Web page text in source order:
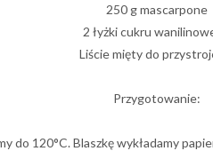
250 g mascarpone
2 łyżki cukru
Liście mięty do
Przygotowanie:
do 120°C. Blaszkę wykładamy